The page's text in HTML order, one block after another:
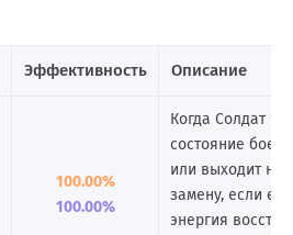
Эффективность Описание
100.00%
100.00%
Когда Солдат 11
состояние
или выходит на
замену, если её
энергия